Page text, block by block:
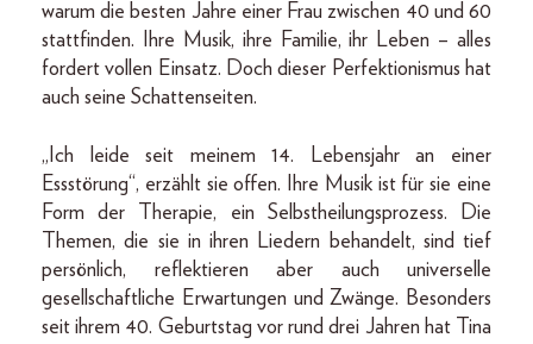
warum die besten Jahre einer Frau zwischen 40 und 60
stattfinden. Ihre Musik, ihre Familie, ihr Leben – alles
fordert vollen Einsatz. Doch dieser Perfektionismus hat
auch seine Schattenseiten.
„Ich leide seit meinem 14. Lebensjahr an einer
Essstörung“, erzählt sie offen. Ihre Musik ist für sie eine
Form der Therapie, ein Selbstheilungsprozess. Die
Themen, die sie in ihren Liedern behandelt, sind tief
persönlich, reflektieren aber auch universelle
gesellschaftliche Erwartungen und Zwänge. Besonders
seit ihrem 40. Geburtstag vor rund drei Jahren hat Tina